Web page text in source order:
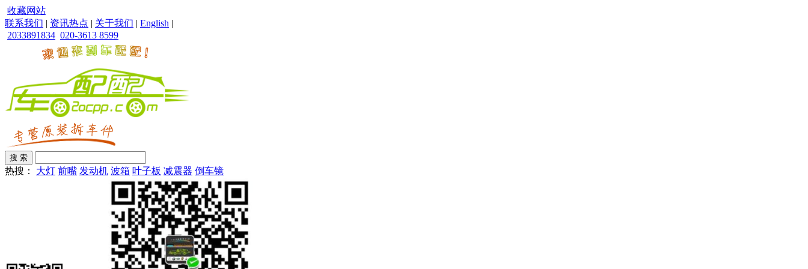
收藏网站
联系我们 | 资讯热点 | 关于我们 | English |
2033891834 020-3613 8599
热搜： 大灯 前嘴 发动机 波箱 叶子板 减震器 倒车镜